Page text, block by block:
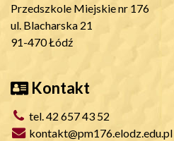
Przedszkole Miejskie nr 176
ul. Blacharska 21
91-470 Łódź
Kontakt
tel. 42 657 43 52
kontakt@pm176.elodz.edu.pl